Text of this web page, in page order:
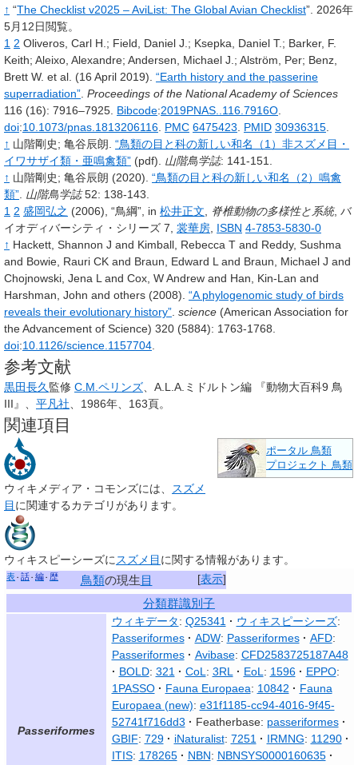
↑ “The Checklist v2025 – AviList: The Global Avian Checklist”. 2026年
5月12日閲覧。
1 2 Oliveros, Carl H.; Field, Daniel J.; Ksepka, Daniel T.; Barker, F.
Keith; Aleixo, Alexandre; Andersen, Michael J.; Alström, Per; Benz,
Brett W. et al. (16 April 2019). “Earth history and the passerine
superradiation”. Proceedings of the National Academy of Sciences
116 (16): 7916–7925. Bibcode:2019PNAS..116.7916O.
doi:10.1073/pnas.1813206116. PMC 6475423. PMID 30936315.
↑ 山階剛史; 亀谷辰朗. “鳥類の目と科の新しい和名（1）非スズメ目・
イワサザイ類・亜鳴禽類” (pdf). 山階鳥学誌: 141-151.
↑ 山階剛史; 亀谷辰朗 (2020). “鳥類の目と科の新しい和名（2）鳴禽
類”. 山階鳥学誌 52: 138-143.
1 2 盛岡弘之 (2006), “鳥綱”, in 松井正文, 脊椎動物の多様性と系統, バ
イオディバーシティ・シリーズ 7, 裳華房, ISBN 4-7853-5830-0
↑ Hackett, Shannon J and Kimball, Rebecca T and Reddy, Sushma
and Bowie, Rauri CK and Braun, Edward L and Braun, Michael J and
Chojnowski, Jena L and Cox, W Andrew and Han, Kin-Lan and
Harshman, John and others (2008). “A phylogenomic study of birds
reveals their evolutionary history”. science (American Association for
the Advancement of Science) 320 (5884): 1763-1768.
doi:10.1126/science.1157704.
参考文献
黒田長久監修 C.M.ペリンズ、A.L.A.ミドルトン編 『動物大百科9 鳥
III』、 平凡社、1986年、163頁。
関連項目
ポータル 鳥類
プロジェクト 鳥類
ウィキメディア・コモンズには、 スズメ
目 に関連するカテゴリがあります。
ウィキスピーシーズにスズメ目 に関する情報があります。
[表示]
表 話 編 歴 鳥類の現生目
分類群識別子
Passeriformes
ウィキデータ: Q25341 ウィキスピーシーズ:
Passeriformes
ADW: Passeriformes AFD:
Passeriformes
Avibase: CFD2583725187A48
BOLD: 321 CoL: 3RL EoL: 1596 EPPO:
1PASSO
Fauna Europaea: 10842
Fauna
Europaea (new): e31f1185-cc94-4016-9f45-
52741f716dd3
Featherbase: passeriformes
GBIF: 729 iNaturalist: 7251 IRMNG: 11290
ITIS: 178265 NBN: NBNSYS0000160635